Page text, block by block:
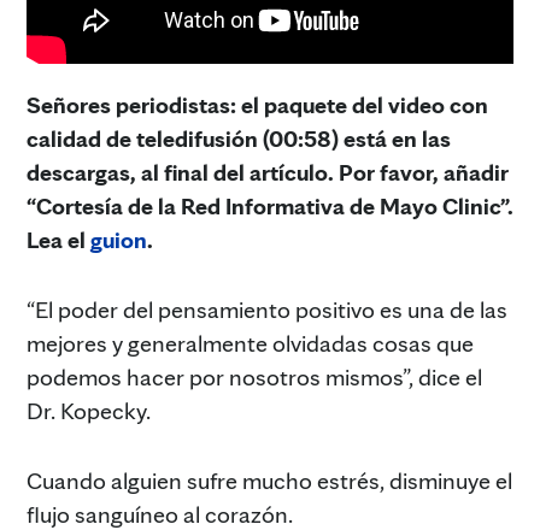
Señores periodistas: el paquete del video con
calidad de teledifusión (00:58) está en las
descargas, al final del artículo. Por favor, añadir
“Cortesía de la Red Informativa de Mayo Clinic”.
Lea el guion.
“El poder del pensamiento positivo es una de las
mejores y generalmente olvidadas cosas que
podemos hacer por nosotros mismos”, dice el
Dr. Kopecky.
Cuando alguien sufre mucho estrés, disminuye el
flujo sanguíneo al corazón.